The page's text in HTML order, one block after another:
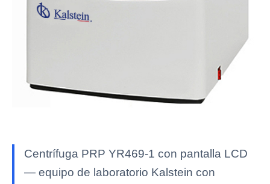
Centrífuga PRP YR469-1 con pantalla LCD
— equipo de laboratorio Kalstein con